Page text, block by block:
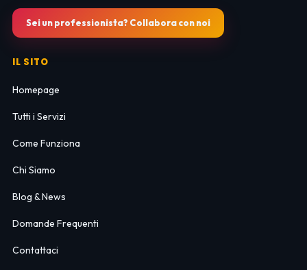
Sei un professionista? Collabora con noi
IL SITO
Homepage
Tutti i Servizi
Come Funziona
Chi Siamo
Blog & News
Domande Frequenti
Contattaci